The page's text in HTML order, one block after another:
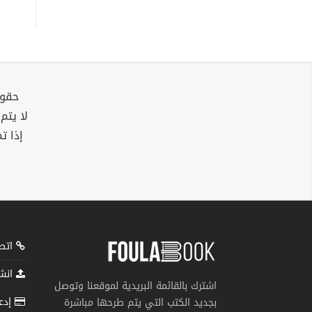
لا
إذا
اشترك بالقائمة البريدية لموقعنا وتوصل
بجديد الكتب التي يتم طرحها مباشرة